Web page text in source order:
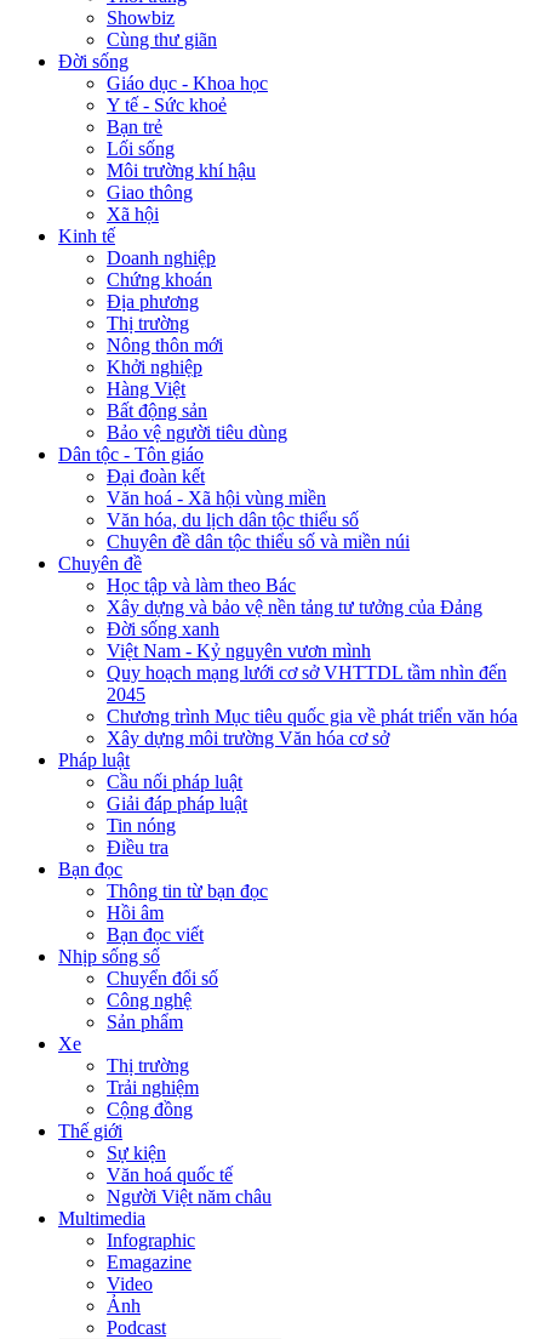
Showbiz
Cùng thư giãn
Đời sống
Giáo dục - Khoa học
Y tế - Sức khoẻ
Bạn trẻ
Lối sống
Môi trường khí hậu
Giao thông
Xã hội
Kinh tế
Doanh nghiệp
Chứng khoán
Địa phương
Thị trường
Nông thôn mới
Khởi nghiệp
Hàng Việt
Bất động sản
Bảo vệ người tiêu dùng
Dân tộc - Tôn giáo
Đại đoàn kết
Văn hoá - Xã hội vùng miền
Văn hóa, du lịch dân tộc thiểu số
Chuyên đề dân tộc thiểu số và miền núi
Chuyên đề
Học tập và làm theo Bác
Xây dựng và bảo vệ nền tảng tư tưởng của Đảng
Đời sống xanh
Việt Nam - Kỷ nguyên vươn mình
Quy hoạch mạng lưới cơ sở VHTTDL tầm nhìn đến
2045
Chương trình Mục tiêu quốc gia về phát triển văn hóa
Xây dựng môi trường Văn hóa cơ sở
Pháp luật
Cầu nối pháp luật
Giải đáp pháp luật
Tin nóng
Điều tra
Bạn đọc
Thông tin từ bạn đọc
Hồi âm
Bạn đọc viết
Nhịp sống số
Chuyển đổi số
Công nghệ
Sản phẩm
Xe
Thị trường
Trải nghiệm
Cộng đồng
Thế giới
Sự kiện
Văn hoá quốc tế
Người Việt năm châu
Multimedia
Infographic
Emagazine
Video
Ảnh
Podcast